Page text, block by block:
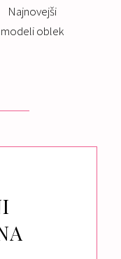
Najnovejši
modeli oblek